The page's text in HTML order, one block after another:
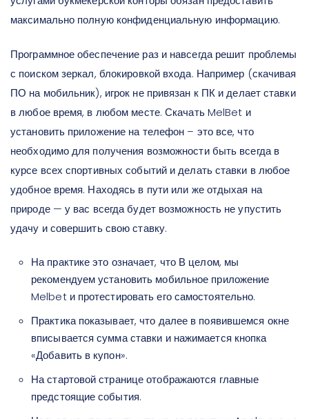
максимально полную конфиденциальную информацию.
Программное обеспечение раз и навсегда решит проблемы
с поиском зеркал, блокировкой входа. Например (скачивая
ПО на мобильник), игрок не привязан к ПК и делает ставки
в любое время, в любом месте. Скачать MelBet и
установить приложение на телефон – это все, что
необходимо для получения возможности быть всегда в
курсе всех спортивных событий и делать ставки в любое
удобное время. Находясь в пути или же отдыхая на
природе — у вас всегда будет возможность не упустить
удачу и совершить свою ставку.
На практике это означает, что В целом, мы
рекомендуем установить мобильное приложение
Melbet и протестировать его самостоятельно.
Практика показывает, что далее в появившемся окне
вписывается сумма ставки и нажимается кнопка
«Добавить в купон».
На стартовой странице отображаются главные
предстоящие события.